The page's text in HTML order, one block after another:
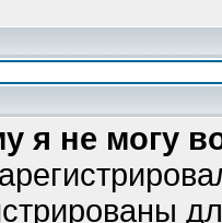
я не могу